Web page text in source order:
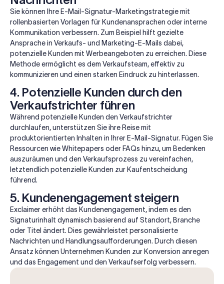
Sie können Ihre E-Mail-Signatur-Marketingstrategie mit
rollenbasierten Vorlagen für Kundenansprachen oder interne
Kommunikation verbessern. Zum Beispiel hilft gezielte
Ansprache in Verkaufs- und Marketing-E-Mails dabei,
potenzielle Kunden mit Werbeangeboten zu erreichen. Diese
Methode ermöglicht es dem Verkaufsteam, effektiv zu
kommunizieren und einen starken Eindruck zu hinterlassen.
4. Potenzielle Kunden durch den
Verkaufstrichter führen
Während potenzielle Kunden den Verkaufstrichter
durchlaufen, unterstützen Sie ihre Reise mit
produktorientierten Inhalten in Ihrer E-Mail-Signatur. Fügen Sie
Ressourcen wie Whitepapers oder FAQs hinzu, um Bedenken
auszuräumen und den Verkaufsprozess zu vereinfachen,
letztendlich potenzielle Kunden zur Kaufentscheidung
führend.
5. Kundenengagement steigern
Exclaimer erhöht das Kundenengagement, indem es den
Signaturinhalt dynamisch basierend auf Standort, Branche
oder Titel ändert. Dies gewährleistet personalisierte
Nachrichten und Handlungsaufforderungen. Durch diesen
Ansatz können Unternehmen Kunden zur Konversion anregen
und das Engagement und den Verkaufserfolg verbessern.